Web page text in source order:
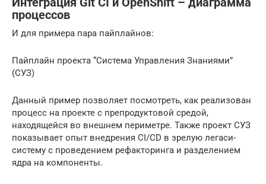
Интеграция Git CI и OpenShift – диаграмма
процессов
И для примера пара пайплайнов:
Пайплайн проекта “Система Управления Знаниями”
(СУЗ)
Данный пример позволяет посмотреть, как реализован
процесс на проекте с препродуктовой средой,
находящейся во внешнем периметре. Также проект СУЗ
показывает опыт внедрения CI/CD в зрелую легаси-
систему с проведением рефакторинга и разделением
ядра на компоненты.